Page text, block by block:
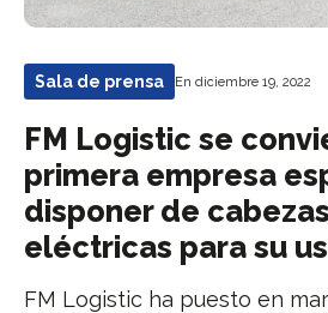
Sala de prensa En diciembre 19, 2022
FM Logistic se
primera empresa
disponer de
eléctricas para su
FM Logistic ha puesto en